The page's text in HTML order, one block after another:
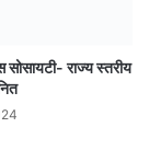
राज्य स्तरीय